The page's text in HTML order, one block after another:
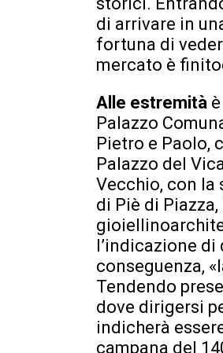
di arrivare in
fortuna di
mercato è
Alle estremità
Palazzo
Pietro e Paolo,
Palazzo del
Vecchio, con la
di Piè di
l’indicazione di
conseguenza,
Tendendo
dove dirigersi
indicherà
campana del